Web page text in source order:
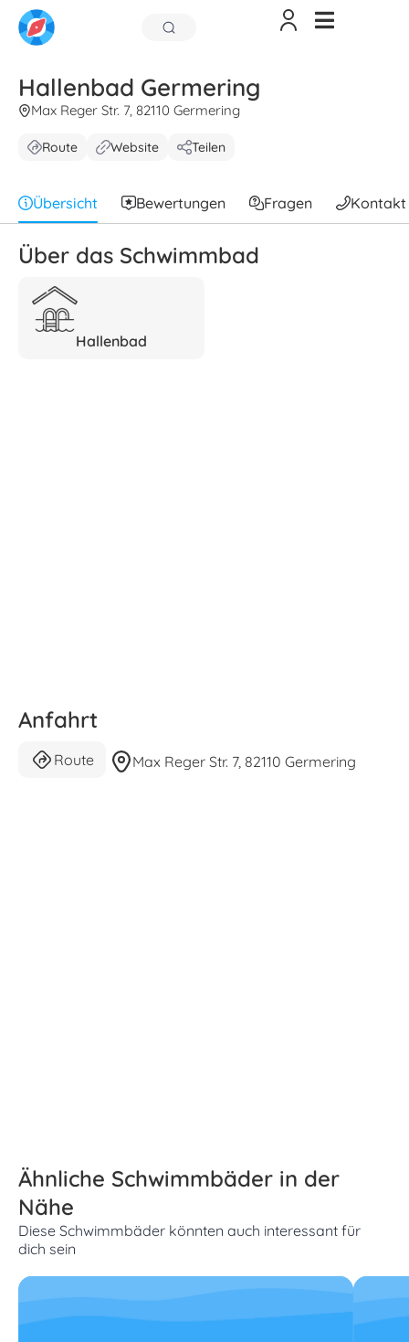
Hallenbad Germering
Max Reger Str. 7, 82110 Germering
Route Website Teilen
Übersicht Bewertungen Fragen Kontakt
Über das Schwimmbad
Hallenbad
Anfahrt
Route Max Reger Str. 7, 82110 Germering
Ähnliche Schwimmbäder in der
Nähe
Diese Schwimmbäder könnten auch interessant für
dich sein